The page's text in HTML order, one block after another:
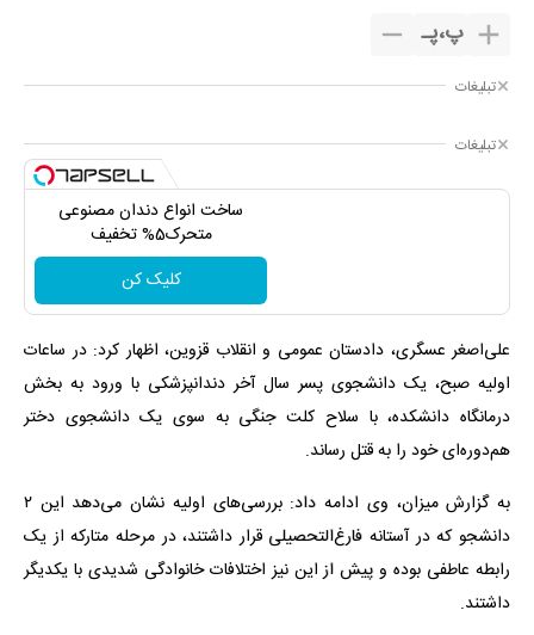
پ،پـ
تبلیغات
تبلیغات
ساخت انواع دندان مصنوعی
متحرک5% تخفیف
کلیک کن
علی‌اصغر عسگری، دادستان عمومی و انقلاب قزوین، اظهار کرد: در ساعات
اولیه صبح، یک دانشجوی پسر سال آخر دندانپزشکی با ورود به بخش
درمانگاه دانشکده، با سلاح کلت جنگی به سوی یک دانشجوی دختر
هم‌دوره‌ای خود را به قتل رساند.
به گزارش میزان، وی ادامه داد: بررسی‌های اولیه نشان می‌دهد این ۲
دانشجو که در آستانه فارغ‌التحصیلی قرار داشتند، در مرحله متارکه از یک
رابطه عاطفی بوده و پیش از این نیز اختلافات خانوادگی شدیدی با یکدیگر
داشتند.